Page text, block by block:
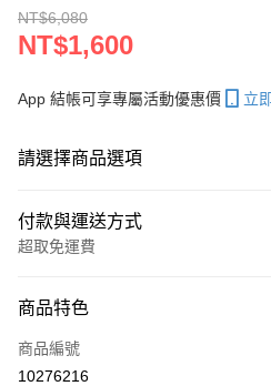
NT$6,080
NT$1,600
App 結帳可享專屬活動優惠價 立
請選擇商品選項
付款與運送方式
超取免運費
信用卡一次付款
超商取貨付款
商品特色
商品編號
10276216